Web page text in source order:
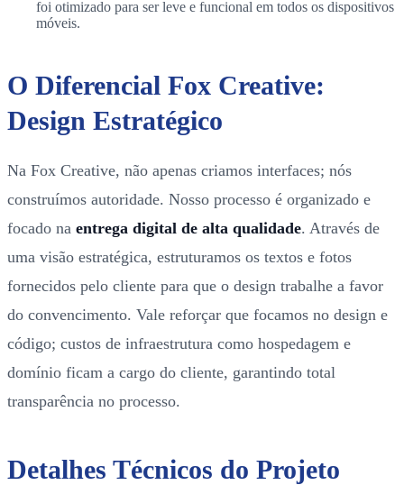
foi otimizado para ser leve e funcional em todos os dispositivos
móveis.
O Diferencial Fox Creative:
Design Estratégico
Na Fox Creative, não apenas criamos interfaces; nós
construímos autoridade. Nosso processo é organizado e
focado na entrega digital de alta qualidade. Através de
uma visão estratégica, estruturamos os textos e fotos
fornecidos pelo cliente para que o design trabalhe a favor
do convencimento. Vale reforçar que focamos no design e
código; custos de infraestrutura como hospedagem e
domínio ficam a cargo do cliente, garantindo total
transparência no processo.
Detalhes Técnicos do Projeto